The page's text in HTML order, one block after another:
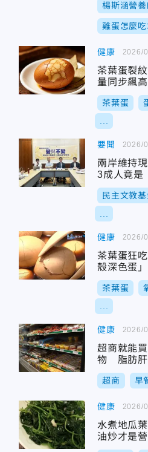
楊斯涵營養
雞蛋怎麼
健康
茶葉蛋裂
量同步飆高
茶葉蛋
2026/
要聞
兩岸維持
3成人竟是
民主文教
2026/
健康
茶葉蛋狂
殼深色蛋
茶葉蛋
2026/
健康
超商就能
物 脂肪肝
超商 早
2026/
健康
水煮地瓜
油炒才是
2026/